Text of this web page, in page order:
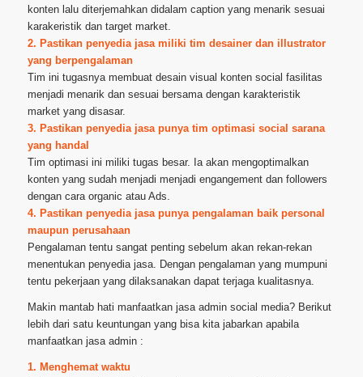
konten lalu diterjemahkan didalam caption yang menarik sesuai
karakeristik dan target market.
2. Pastikan penyedia jasa miliki tim desainer dan illustrator
yang berpengalaman
Tim ini tugasnya membuat desain visual konten social fasilitas
menjadi menarik dan sesuai bersama dengan karakteristik
market yang disasar.
3. Pastikan penyedia jasa punya tim optimasi social sarana
yang handal
Tim optimasi ini miliki tugas besar. Ia akan mengoptimalkan
konten yang sudah menjadi menjadi engangement dan followers
dengan cara organic atau Ads.
4. Pastikan penyedia jasa punya pengalaman baik personal
maupun perusahaan
Pengalaman tentu sangat penting sebelum akan rekan-rekan
menentukan penyedia jasa. Dengan pengalaman yang mumpuni
tentu pekerjaan yang dilaksanakan dapat terjaga kualitasnya.
Makin mantab hati manfaatkan jasa admin social media? Berikut
lebih dari satu keuntungan yang bisa kita jabarkan apabila
manfaatkan jasa admin :
1. Menghemat waktu